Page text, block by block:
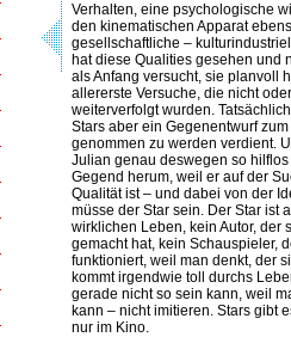
Verhalten, eine psychologische
den kinematischen Apparat
gesellschaftliche –
hat diese Qualities gesehen und
als Anfang versucht, sie planvoll
allererste Versuche, die nicht
weiterverfolgt wurden.
Stars aber ein Gegenentwurf
genommen zu werden verdient.
Julian genau deswegen so
Gegend herum, weil er auf der
Qualität ist – und dabei von der
müsse der Star sein. Der Star ist
wirklichen Leben, kein Autor, der
gemacht hat, kein Schauspieler,
funktioniert, weil man denkt, der
kommt irgendwie toll durchs
gerade nicht so sein kann, weil
kann – nicht imitieren. Stars gibt
nur im Kino.